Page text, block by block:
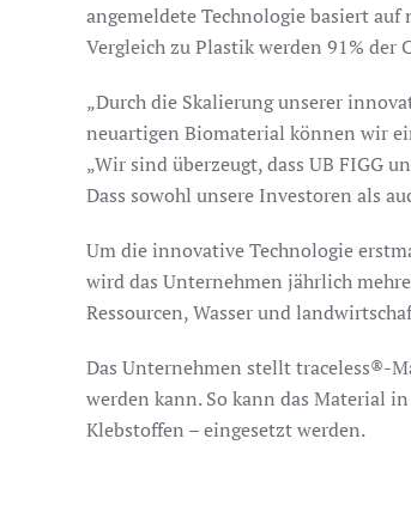
angemeldete Technologie basiert
Vergleich zu Plastik werden 91% der
„Durch die Skalierung unserer
neuartigen Biomaterial können wir
„Wir sind überzeugt, dass UB FIGG
Dass sowohl unsere Investoren als
Um die innovative Technologie
wird das Unternehmen jährlich
Ressourcen, Wasser und
Das Unternehmen stellt traceless®-
werden kann. So kann das Material
Klebstoffen – eingesetzt werden.